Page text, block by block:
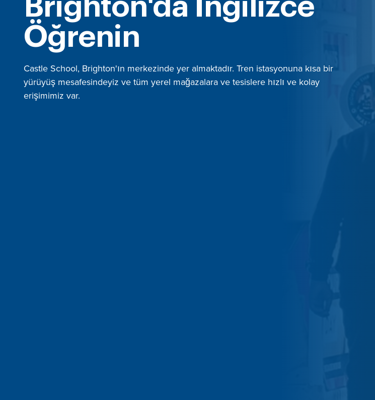
Brighton'da İngilizce
Öğrenin
Castle School, Brighton'ın merkezinde yer almaktadır. Tren istasyonuna kısa bir
yürüyüş mesafesindeyiz ve tüm yerel mağazalara ve tesislere hızlı ve kolay
erişimimiz var.